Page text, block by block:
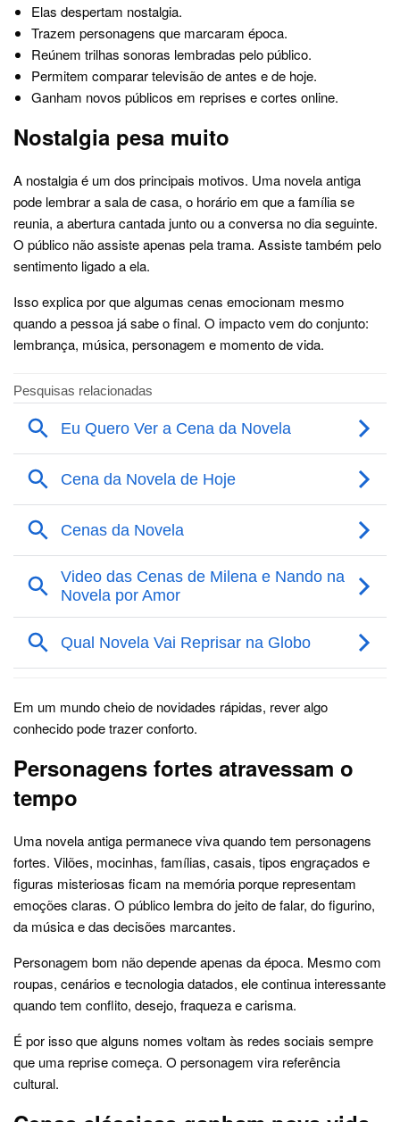
Elas despertam nostalgia.
Trazem personagens que marcaram época.
Reúnem trilhas sonoras lembradas pelo público.
Permitem comparar televisão de antes e de hoje.
Ganham novos públicos em reprises e cortes online.
Nostalgia pesa muito
A nostalgia é um dos principais motivos. Uma novela antiga
pode lembrar a sala de casa, o horário em que a família se
reunia, a abertura cantada junto ou a conversa no dia seguinte.
O público não assiste apenas pela trama. Assiste também pelo
sentimento ligado a ela.
Isso explica por que algumas cenas emocionam mesmo
quando a pessoa já sabe o final. O impacto vem do conjunto:
lembrança, música, personagem e momento de vida.
Em um mundo cheio de novidades rápidas, rever algo
conhecido pode trazer conforto.
Personagens fortes atravessam o
tempo
Uma novela antiga permanece viva quando tem personagens
fortes. Vilões, mocinhas, famílias, casais, tipos engraçados e
figuras misteriosas ficam na memória porque representam
emoções claras. O público lembra do jeito de falar, do figurino,
da música e das decisões marcantes.
Personagem bom não depende apenas da época. Mesmo com
roupas, cenários e tecnologia datados, ele continua interessante
quando tem conflito, desejo, fraqueza e carisma.
É por isso que alguns nomes voltam às redes sociais sempre
que uma reprise começa. O personagem vira referência
cultural.